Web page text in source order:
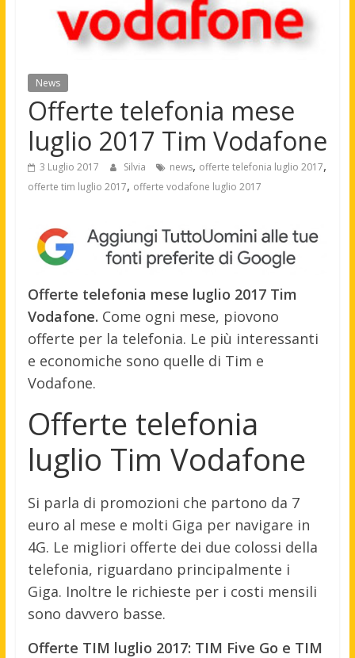
News
Offerte telefonia mese
luglio 2017 Tim Vodafone
3 Luglio 2017 Silvia news, offerte telefonia luglio 2017,
offerte tim luglio 2017, offerte vodafone luglio 2017
Offerte telefonia mese luglio 2017 Tim
Vodafone. Come ogni mese, piovono
offerte per la telefonia. Le più interessanti
e economiche sono quelle di Tim e
Vodafone.
Offerte telefonia
luglio Tim Vodafone
Si parla di promozioni che partono da 7
euro al mese e molti Giga per navigare in
4G. Le migliori offerte dei due colossi della
telefonia, riguardano principalmente i
Giga. Inoltre le richieste per i costi mensili
sono davvero basse.
Offerte TIM luglio 2017: TIM Five Go e TIM